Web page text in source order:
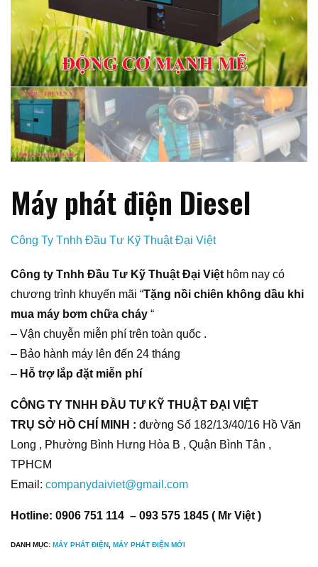
Máy phát điện Diesel
Công Ty Tnhh Đầu Tư Kỹ Thuật Đại Việt
Công ty Tnhh Đầu Tư Kỹ Thuật Đại Việt hôm nay có
chương trình khuyến mãi “Tặng nồi chiên không dầu khi
mua máy bơm chữa cháy “
– Vận chuyễn miễn phí trên toàn quốc .
– Bảo hành máy lên đến 24 tháng
– Hỗ trợ lắp đặt miễn phí
CÔNG TY TNHH ĐẦU TƯ KỸ THUẬT ĐẠI VIỆT
TRỤ SỞ HỒ CHÍ MINH : đường Số 182/13/40/16 Hồ Văn
Long , Phường Bình Hưng Hòa B , Quận Bình Tân ,
TPHCM
Email: companydaiviet@gmail.com
Hotline: 0906 751 114 – 093 575 1845 ( Mr Việt )
DANH MỤC: MÁY PHÁT ĐIỆN MÁY PHÁT ĐIỆN MỚI